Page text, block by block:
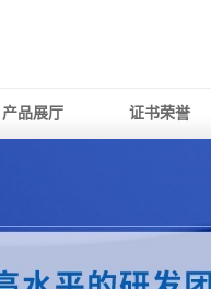
产品展厅 证书荣誉